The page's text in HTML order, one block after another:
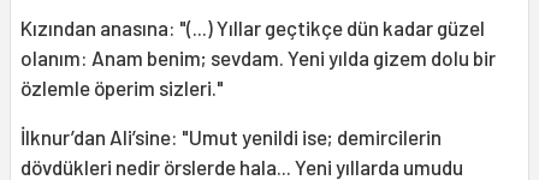
Kızından anasına: "(...) Yıllar geçtikçe dün kadar güzel
olanım: Anam benim; sevdam. Yeni yılda gizem dolu bir
özlemle öperim sizleri."
İlknur’dan Ali’sine: "Umut yenildi ise; demircilerin
dövdükleri nedir örslerde hala... Yeni yıllarda umudu